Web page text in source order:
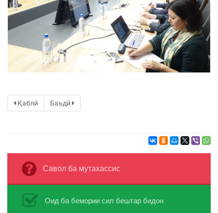
Қаблӣ Баъдӣ
Савол ба мутахассис
Оид ба бемории сил бештар бидон